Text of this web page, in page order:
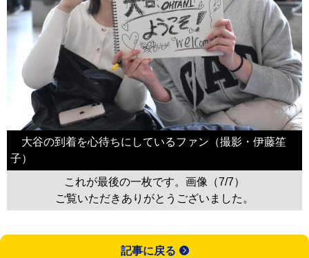
大谷の到着を心待ちにしているファン（撮影・伊藤笙
子）
これが最後の一枚です。画像（7/7）
ご覧いただきありがとうございました。
記事に戻る